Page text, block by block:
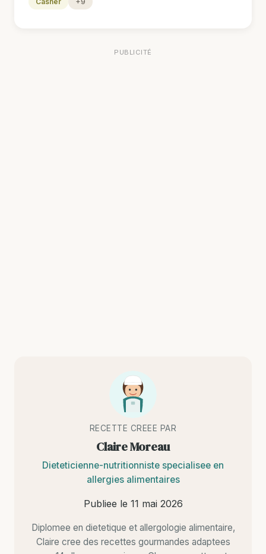
PUBLICITÉ
RECETTE CREEE PAR
Claire Moreau
Dieteticienne-nutritionniste specialisee en
allergies alimentaires
Publiee le 11 mai 2026
Diplomee en dietetique et allergologie alimentaire,
Claire cree des recettes gourmandes adaptees